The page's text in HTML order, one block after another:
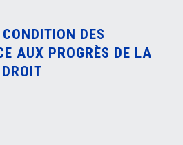
DES
AUX PROGRÈS DE LA